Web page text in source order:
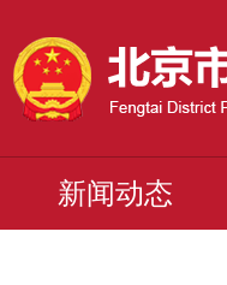
新闻动态